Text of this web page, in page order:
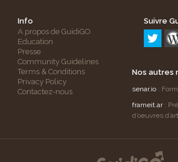
Info
A propos de GuidiGO
Education
Presse
Community Guidelines
Terms & Conditions
Privacy Policy
Contactez-nous
Suivre
Nos autres
senar.io :
frameit.ar:
d’oeuvres